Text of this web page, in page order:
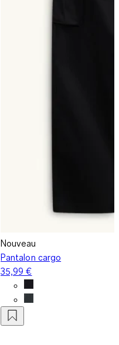
Nouveau
Pantalon cargo
35,99 €